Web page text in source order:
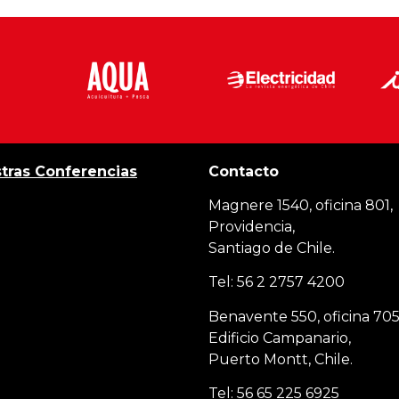
Conferencias Contacto
Magnere 1540, oficina 801,
Providencia,
Santiago de Chile.
Tel: 56 2 2757 4200
Benavente 550, oficina
Edificio Campanario,
Puerto Montt, Chile.
Tel: 56 65 225 6925